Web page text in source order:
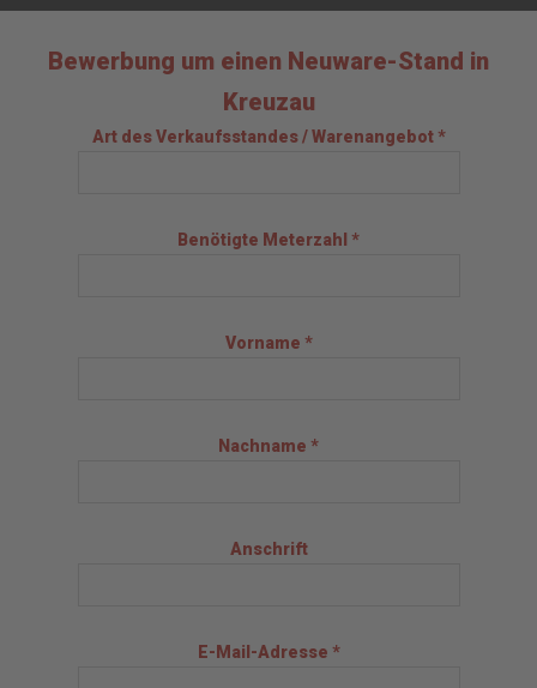
Bewerbung um einen Neuware-Stand in
Kreuzau
Art des Verkaufsstandes / Warenangebot *
Benötigte Meterzahl *
Vorname *
Nachname *
Anschrift
E-Mail-Adresse *